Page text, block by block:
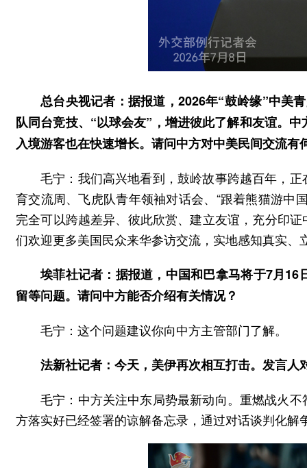
总台央视记者：据报道，2026年“鼓岭缘”中美
队同台竞技、“以球会友”，增进彼此了解和友谊。
入境游客也在快速增长。请问中方对中美民间交流有
毛宁：我们高兴地看到，鼓岭故事跨越百年，
育交流周、飞虎队青年领袖对话会、“跟着熊猫游中
完全可以跨越差异、彼此欣赏、建立友谊，充分印
们欢迎更多美国民众来华参访交流，实地感知真实
埃菲社记者：据报道，中国和巴拿马将于7月
留等问题。请问中方能否介绍有关情况？
毛宁：这个问题建议你向中方主管部门了解。
法新社记者：今天，美伊再次相互打击。发言
毛宁：中方关注中东局势最新动向。重燃战火
方落实好已经签署的谅解备忘录，通过对话谈判化解